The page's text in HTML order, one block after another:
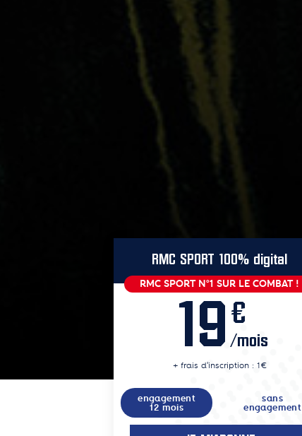
RMC SPORT 100% digital
engagement
12 mois
RMC SPORT N°1 SUR LE COMBAT !
19 €
/mois
+ frais d'inscription : 1€
sans
engagement